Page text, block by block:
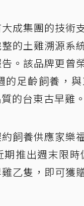
成集團的技術
的土雞溯源系
。該品牌更曾
的足齡飼養，
的台東古早雞。
飼養供應家樂
推出週末限
乙隻，即可獲